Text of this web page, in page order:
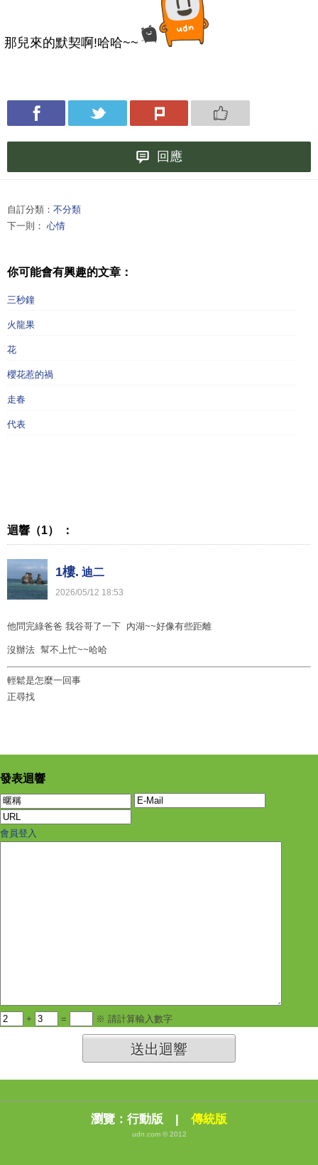
那兒來的默契啊!哈哈~~
回應
自訂分類： 不分類
下一則： 心情
你可能會有興趣的文章：
三秒鐘
火龍果
花
櫻花惹的禍
走春
代表
迴響（1） ：
1樓. 迪二
2026/05/12 18:53
他問完綠爸爸 我谷哥了一下 內湖~~好像有些距離
沒辦法 幫不上忙~~哈哈
輕鬆是怎麼一回事
正尋找
發表迴響
會員登入
+ = ※ 請計算輸入數字
送出迴響
瀏覽： 行動版 | 傳統版
udn.com © 2012